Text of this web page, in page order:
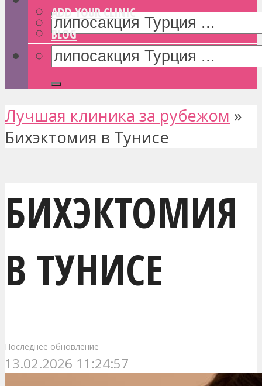
ADD YOUR CLINIC
BLOG
Лучшая клиника за рубежом »
Бихэктомия в Тунисе
БИХЭКТОМИЯ
В ТУНИСЕ
Последнее обновление
13.02.2026 11:24:57